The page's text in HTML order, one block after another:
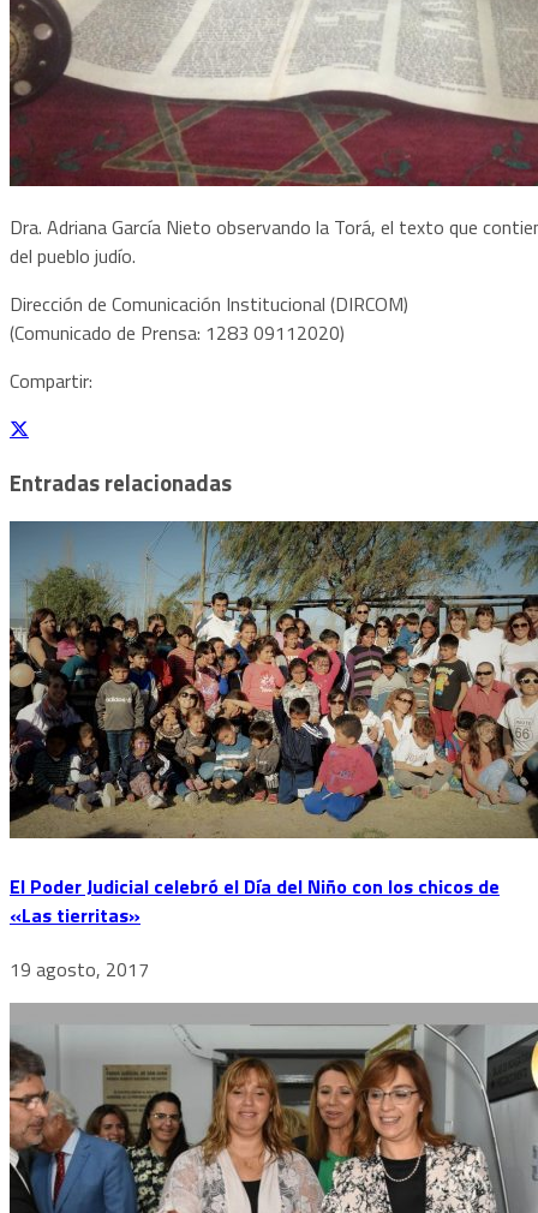
Dra. Adriana García Nieto observando la Torá, el texto que
del pueblo judío.
Dirección de Comunicación Institucional (DIRCOM)
(Comunicado de Prensa: 1283 09112020)
Compartir:
Entradas relacionadas
El Poder Judicial celebró el Día del Niño con los chicos de
«Las tierritas»
19 agosto, 2017